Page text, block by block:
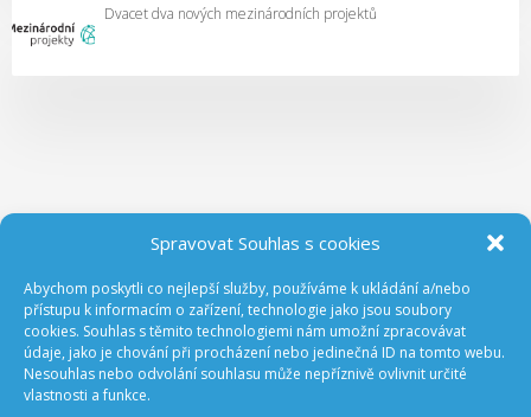
Spravovat Souhlas s cookies
Abychom poskytli co nejlepší služby, používáme k ukládání a/nebo
přístupu k informacím o zařízení, technologie jako jsou soubory
cookies. Souhlas s těmito technologiemi nám umožní zpracovávat
údaje, jako je chování při procházení nebo jedinečná ID na tomto webu.
Nesouhlas nebo odvolání souhlasu může nepříznivě ovlivnit určité
vlastnosti a funkce.
Dvacet dva nových mezinárodních projektů
ODEBÍREJTE NOVINKY Z GA ČR